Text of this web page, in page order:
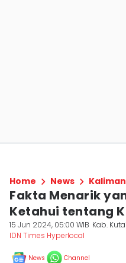
Home News
Fakta Menarik
Ketahui tentang
15 Jun 2024, 05:00 WIB Kab.
IDN Times Hyperlocal
News Channel